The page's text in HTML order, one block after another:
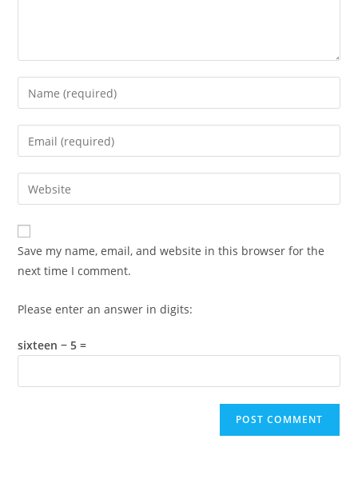
Enter
your
name
comment
Enter
your
email
address
comment
Enter
your
website
URL
(optional)
Save my name, email, and website in this browser for the
next time I comment.
Please enter an answer in digits:
sixteen − 5 =